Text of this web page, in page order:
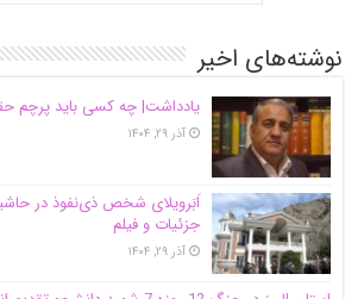
نوشته‌های اخیر
یادداشت| ‌چه کسی باید پرچم
آذر ۲۹, ۱۴۰۴
اَبَر‌ویلای شخص ذی‌نفوذ در
جزئیات و فیلم
آذر ۲۹, ۱۴۰۴